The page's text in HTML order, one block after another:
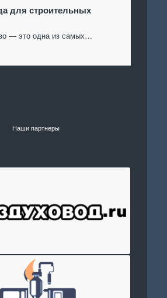
для строительных
— это одна из самых…
Наши партнеры